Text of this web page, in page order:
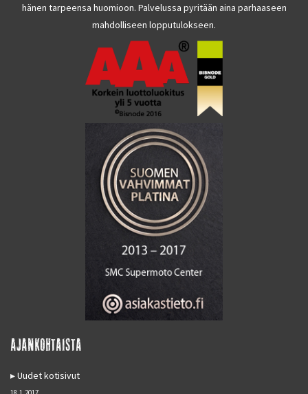
hänen tarpeensa huomioon. Palvelussa pyritään aina parhaaseen
mahdolliseen lopputulokseen.
AJANKOHTAISTA
Uudet kotisivut